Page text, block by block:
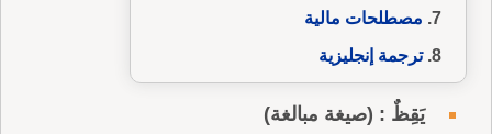
مصطلحات مالية
ترجمة إنجليزية
يَقِظٌ : (صيغة مبالغة)